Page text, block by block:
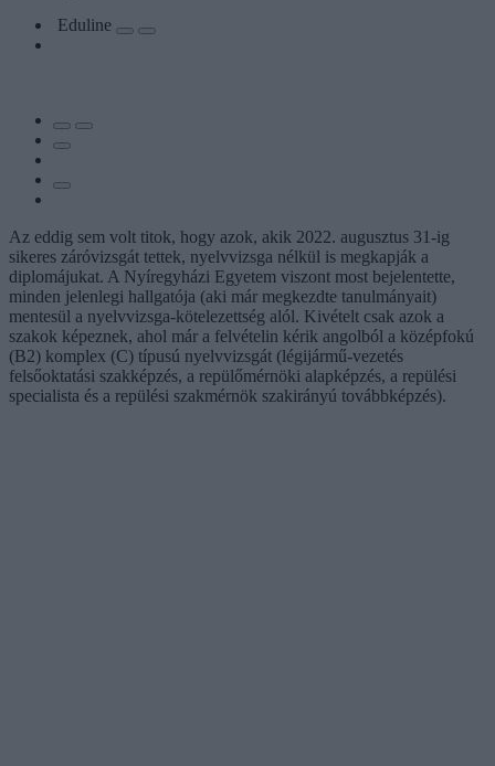
Eduline
Az eddig sem volt titok, hogy azok, akik 2022. augusztus 31-ig
sikeres záróvizsgát tettek, nyelvvizsga nélkül is megkapják a
diplomájukat. A Nyíregyházi Egyetem viszont most bejelentette,
minden jelenlegi hallgatója (aki már megkezdte tanulmányait)
mentesül a nyelvvizsga-kötelezettség alól. Kivételt csak azok a
szakok képeznek, ahol már a felvételin kérik angolból a középfokú
(B2) komplex (C) típusú nyelvvizsgát (légijármű-vezetés
felsőoktatási szakképzés, a repülőmérnöki alapképzés, a repülési
specialista és a repülési szakmérnök szakirányú továbbképzés).